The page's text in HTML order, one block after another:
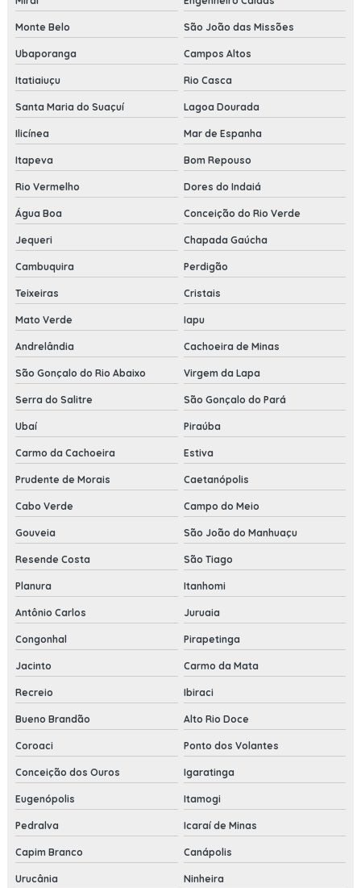
Monte Belo São João das Missões
Ubaporanga Campos Altos
Itatiaiuçu Rio Casca
Santa Maria do Suaçuí Lagoa Dourada
Ilicínea Mar de Espanha
Itapeva Bom Repouso
Rio Vermelho Dores do Indaiá
Água Boa Conceição do Rio Verde
Jequeri Chapada Gaúcha
Cambuquira Perdigão
Teixeiras Cristais
Mato Verde Iapu
Andrelândia Cachoeira de Minas
São Gonçalo do Rio Abaixo Virgem da Lapa
Serra do Salitre São Gonçalo do Pará
Ubaí Piraúba
Carmo da Cachoeira Estiva
Prudente de Morais Caetanópolis
Cabo Verde Campo do Meio
Gouveia São João do Manhuaçu
Resende Costa São Tiago
Planura Itanhomi
Antônio Carlos Juruaia
Congonhal Pirapetinga
Jacinto Carmo da Mata
Recreio Ibiraci
Bueno Brandão Alto Rio Doce
Coroaci Ponto dos Volantes
Conceição dos Ouros Igaratinga
Eugenópolis Itamogi
Pedralva Icaraí de Minas
Capim Branco Canápolis
Urucânia Ninheira